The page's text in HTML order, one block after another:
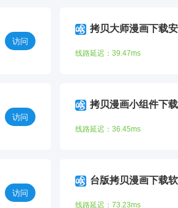
访问
拷贝大师漫画下载
线路延迟：39.47ms
访问
拷贝漫画小组件下载
线路延迟：36.45ms
访问
台版拷贝漫画下载
线路延迟：73.23ms